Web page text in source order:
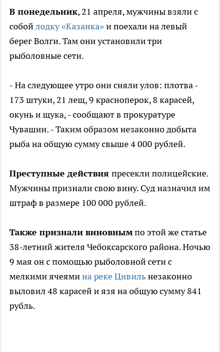
В понедельник, 21 апреля, мужчины взяли с
собойлодку «Казанка» и поехали на левый
берег Волги. Там они установили три
рыболовные сети.
- На следующее утро они сняли улов: плотва -
173 штуки, 21 лещ, 9 красноперок, 8 карасей,
окунь и щука, - сообщают в прокуратуре
Чувашии. - Таким образом незаконно добыта
рыба на общую сумму свыше 4 000 рублей.
Преступные действия пресекли полицейские.
Мужчины признали свою вину. Суд назначил им
штраф в размере 100 000 рублей.
Также признали виновнымпо этой же статье
38-летний жителя Чебоксарского района. Ночью
9 мая он с помощью рыболовной сети с
мелкими ячеямина реке Цивильнезаконно
выловил 48 карасей и язя на общую сумму 841
рубль.